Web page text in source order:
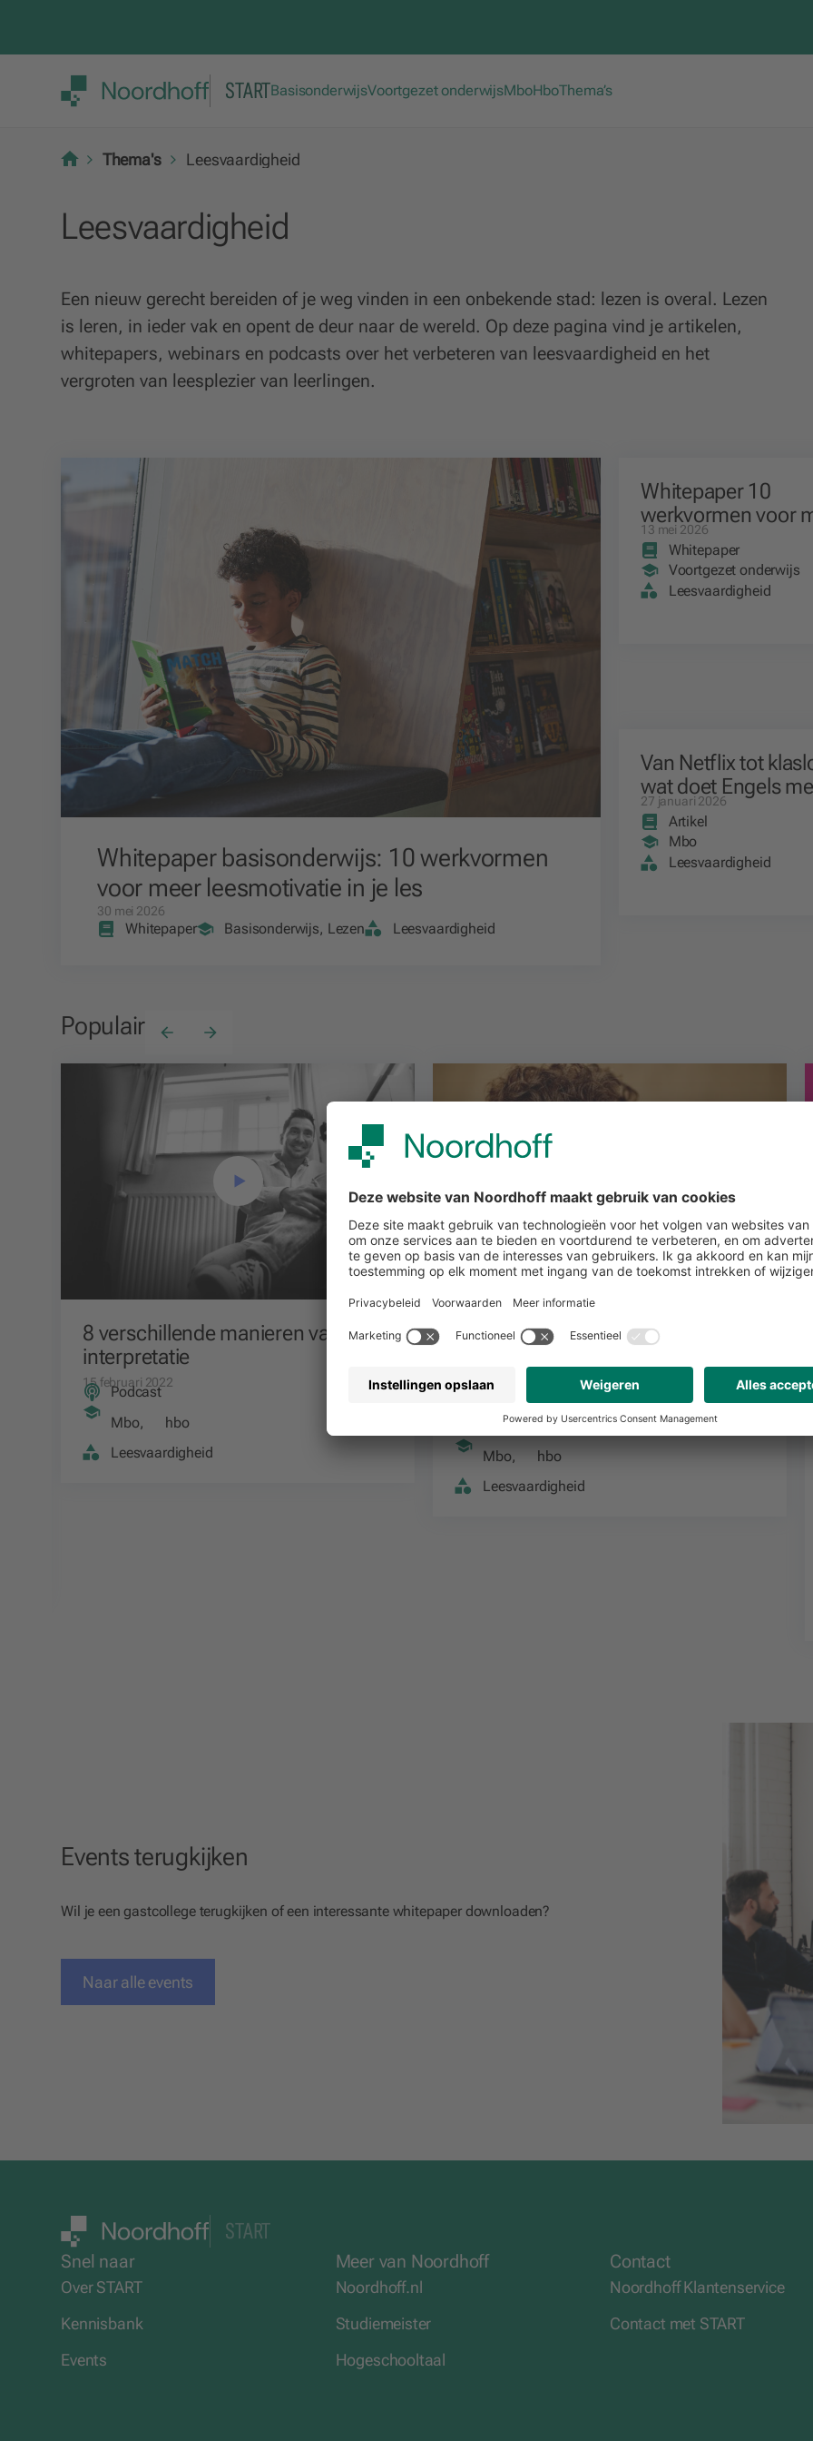
STARTBasisonderwijsVoortgezet onderwijsMboHboThema’s
Thema's Leesvaardigheid
Leesvaardigheid
Een nieuw gerecht bereiden of je weg vinden in een onbekende stad: lezen is overal. Lezen
is leren, in ieder vak en opent de deur naar de wereld. Op deze pagina vind je artikelen,
whitepapers, webinars en podcasts over het verbeteren van leesvaardigheid en het
vergroten van leesplezier van leerlingen.
Whitepaper basisonderwijs: 10 werkvormen
voor meer leesmotivatie in je les
30 mei 2026
Whitepaper Basisonderwijs, Lezen Leesvaardigheid
Whitepaper 10
werkvormen voor
leesmotivatie in je les
13 mei 2026
Whitepaper
Voortgezet onderwijs
Leesvaardigheid
Van Netflix tot
wat doet Engels
jongeren?
27 januari 2026
Artikel
Mbo
Leesvaardigheid
Populair
8 verschillende manieren van
interpretatie
15 februari 2022
Podcast
Mbo,
hbo
Leesvaardigheid
Stimuleer plezier voor lezen in de
puberteit
11 januari 2022
Podcast
Mbo,
hbo
Leesvaardigheid
Events terugkijken
Wil je een gastcollege terugkijken of een interessante whitepaper downloaden?
Naar alle events
START
Snel naar
Over START
Kennisbank
Events
Meer van Noordhoff
Noordhoff.nl
Studiemeister
Hogeschooltaal
Contact
Noordhoff Klantenservice
Contact met START